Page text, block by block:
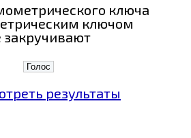
ключа
ключом
закручивают
результаты